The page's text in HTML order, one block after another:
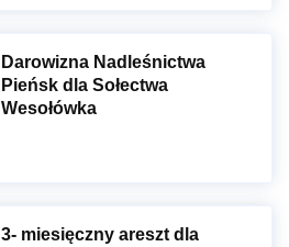
Darowizna Nadleśnictwa
Pieńsk dla Sołectwa
Wesołówka
3- miesięczny areszt dla